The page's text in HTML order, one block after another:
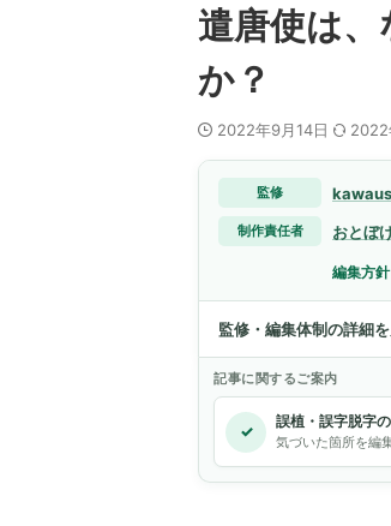
遣唐使は
か？
2022年9月14日 2022
監修
制作責任者 おとぼ
編集方
監修・編集体制の詳細
記事に関するご案内
✓ 誤植・誤字脱字
気づいた箇所を編